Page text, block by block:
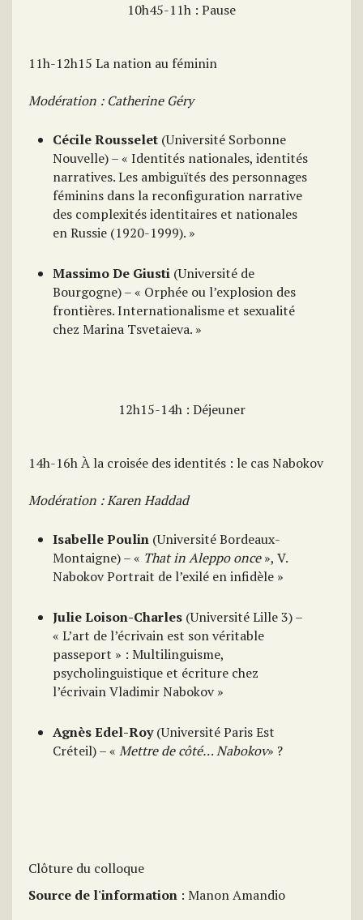
10h45-11h : Pause
11h-12h15 La nation au féminin
Modération : Catherine Géry
Cécile Rousselet (Université Sorbonne
Nouvelle) – « Identités nationales, identités
narratives. Les ambiguïtés des personnages
féminins dans la reconfiguration narrative
des complexités identitaires et nationales
en Russie (1920-1999). »
Massimo De Giusti (Université de
Bourgogne) – « Orphée ou l’explosion des
frontières. Internationalisme et sexualité
chez Marina Tsvetaieva. »
12h15-14h : Déjeuner
14h-16h À la croisée des identités : le cas Nabokov
Modération : Karen Haddad
Isabelle Poulin (Université Bordeaux-
Montaigne) – « That in Aleppo once», V.
Nabokov Portrait de l’exilé en infidèle »
Julie Loison-Charles (Université Lille 3) –
« L’art de l’écrivain est son véritable
passeport » : Multilinguisme,
psycholinguistique et écriture chez
l’écrivain Vladimir Nabokov »
Agnès Edel-Roy(Université Paris Est
Créteil) – « Mettre de côté… Nabokov» ?
Clôture du colloque
Source de l'information : Manon Amandio